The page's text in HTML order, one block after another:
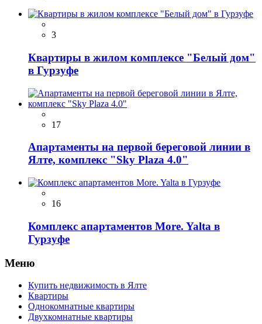
3
Квартиры в жилом комплексе "Белый дом"
в Гурзуфе
17
Апартаменты на первой береговой линии в
Ялте, комплекс "Sky Plaza 4.0"
16
Комплекс апартаментов More. Yalta в
Гурзуфе
Меню
Купить недвижимость в Ялте
Квартиры
Однокомнатные квартиры
Двухкомнатные квартиры